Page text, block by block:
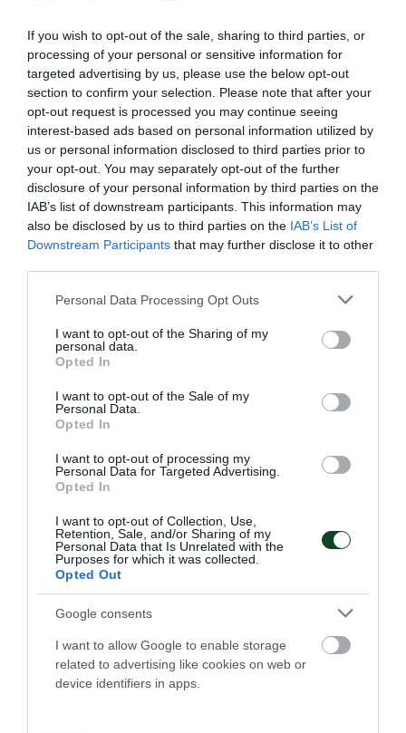
If you wish to opt-out of the sale, sharing to third parties, or
processing of your personal or sensitive information for
targeted advertising by us, please use the below opt-out
section to confirm your selection. Please note that after your
opt-out request is processed you may continue seeing
interest-based ads based on personal information utilized by
us or personal information disclosed to third parties prior to
your opt-out. You may separately opt-out of the further
disclosure of your personal information by third parties on the
IAB’s list of downstream participants. This information may
also be disclosed by us to third parties on the IAB’s List of
Downstream Participants that may further disclose it to other
Please note that this website/app uses one or more Google
not limited to your visit or usage behaviour. You may click to
grant or deny consent to Google and its third-party tags to
use your data for below specified purposes in below Google
consent section.
Personal Data Processing Opt Outs
I want to opt-out of the Sharing of my
personal data.
Opted In
I want to opt-out of the Sale of my
Personal Data.
Opted In
I want to opt-out of processing my
Personal Data for Targeted Advertising.
Opted In
I want to opt-out of Collection, Use,
Retention, Sale, and/or Sharing of my
Personal Data that Is Unrelated with the
Purposes for which it was collected.
Opted Out
Google consents
I want to allow Google to enable storage
related to advertising like cookies on web or
device identifiers in apps.
09.08.2026 ΣΤΙΒΟΣ
σύμβολη
Η Εθνική ομάδα μπάσκετ Κορασίδων έκανε το δύο στα δύο
στο EuroBasket Β' κατηγορίας έχοντας τη Μαριάνθη
Τουλούπη με διψήφιο αριθμό πόντων.
08.08.2026 ΑΚΑΔΗΜΙΑ ΚΑΛΑΘΟΣΦΑΙΡΙΣΗΣ